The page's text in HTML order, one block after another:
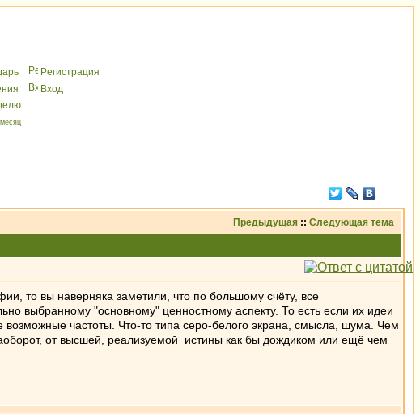
Peгиcтрaция
Вхoд
Предыдущая :: Следующая тема
то вы наверняка заметили, что по большому счёту, все
выбранному "основному" ценностному аспекту. То есть если их идеи
возможные частоты. Что-то типа серо-белого экрана, смысла, шума. Чем
от высшей, реализуемой истины как бы дождиком или ещё чем